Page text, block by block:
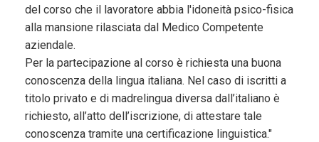
del corso che il lavoratore abbia l'idoneità psico-fisica
alla mansione rilasciata dal Medico Competente
aziendale.
Per la partecipazione al corso è richiesta una buona
conoscenza della lingua italiana. Nel caso di iscritti a
titolo privato e di madrelingua diversa dall’italiano è
richiesto, all’atto dell’iscrizione, di attestare tale
conoscenza tramite una certificazione linguistica."